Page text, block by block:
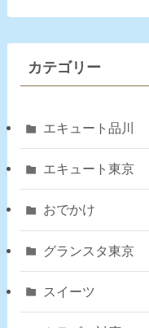
カテゴリー
エキュート品川
エキュート東京
おでかけ
グランスタ東京
スイーツ